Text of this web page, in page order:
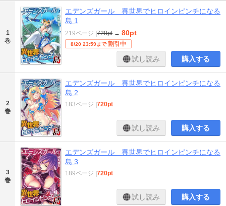
1
巻
エデンズガール 異世界でヒロインピンチになる
島 1
219ページ 720pt → 80pt
8/20 23:59まで 割引中
試し読み 購入する
2
巻
エデンズガール 異世界でヒロインピンチになる
島 2
183ページ 720pt
試し読み 購入する
3
巻
エデンズガール 異世界でヒロインピンチになる
島 3
189ページ 720pt
試し読み 購入する